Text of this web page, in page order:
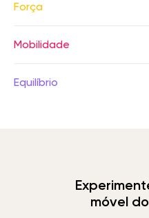
Força
Mobilidade
Equilíbrio
móvel